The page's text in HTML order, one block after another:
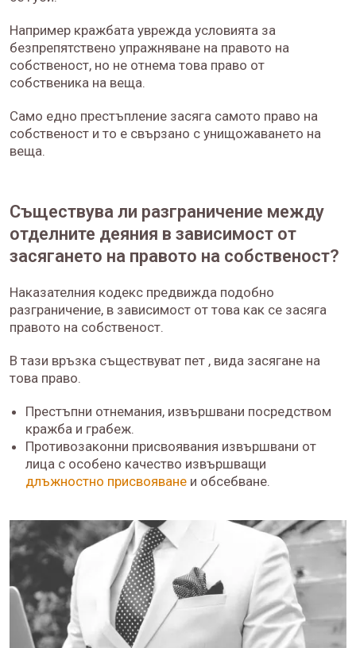
Например кражбата уврежда условията за
безпрепятствено упражняване на правото на
собственост, но не отнема това право от
собственика на веща.
Само едно престъпление засяга самото право на
собственост и то е свързано с унищожаването на
веща.
Съществува ли разграничение между
отделните деяния в зависимост от
засягането на правото на собственост?
Наказателния кодекс предвижда подобно
разграничение, в зависимост от това как се засяга
правото на собственост.
В тази връзка съществуват пет , вида засягане на
това право.
Престъпни отнемания, извършвани посредством
кражба и грабеж.
Противозаконни присвоявания извършвани от
лица с особено качество извършващи
длъжностно присвояване и обсебване.